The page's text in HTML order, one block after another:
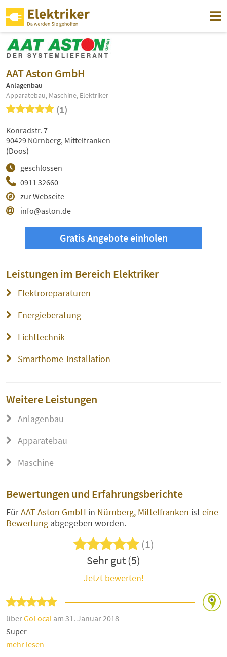
AAT Aston GmbH
Anlagenbau
Apparatebau, Maschine, Elektriker
(1)
0911 32660
zur Webseite
info@aston.de
geschlossen
Konradstr. 7
90429 Nürnberg, Mittelfranken
(Doos)
Gratis Angebote einholen
Leistungen im Bereich Elektriker
Elektroreparaturen
Energieberatung
Lichttechnik
Smarthome-Installation
Weitere Leistungen
Anlagenbau
Apparatebau
Maschine
Bewertungen und Erfahrungsberichte
FürAAT Aston GmbH in Nürnberg, Mittelfranken isteine
Bewertung abgegeben worden.
(1)
Sehr gut (5)
Jetzt bewerten!
überGoLocal am 31. Januar 2018
Super
mehr lesen